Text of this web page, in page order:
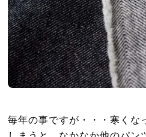
毎年の事ですが・・・寒くな